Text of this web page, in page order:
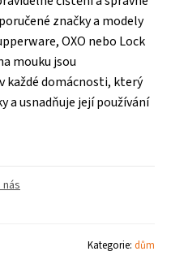
značky a modely
OXO nebo Lock
mouku jsou
každé domácnosti, který
a usnadňuje její používání
Kategorie: dům